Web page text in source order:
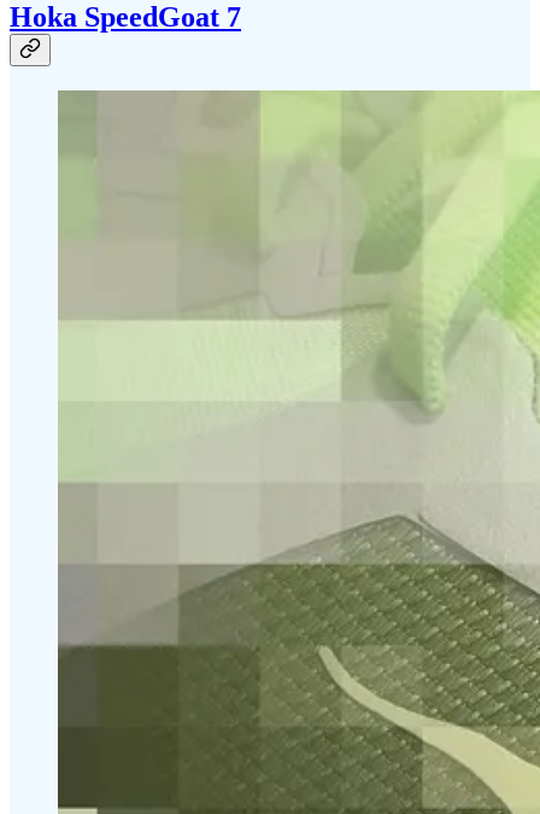
Hoka SpeedGoat 7